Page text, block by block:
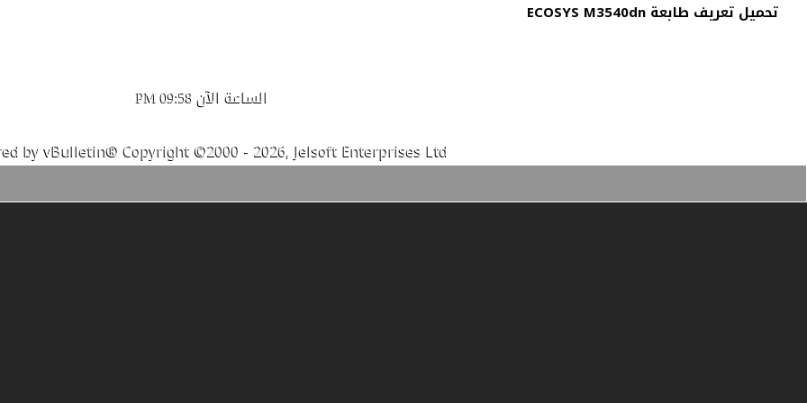
تحميل تعريف طابعة ECOSYS M3540dn
الساعة الآن 09:58 PM
by vBulletin® Copyright ©2000 - 2026, Jelsoft Enterprises Ltd.